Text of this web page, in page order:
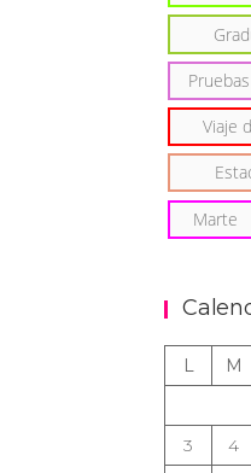
Viaje
Marte
L M
3
4